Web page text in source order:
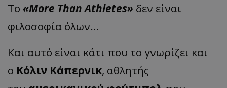
Το «More Than Athletes» δεν είναι
φιλοσοφία όλων…
Και αυτό είναι κάτι που το γνωρίζει και
ο Κόλιν Κάπερνικ, αθλητής